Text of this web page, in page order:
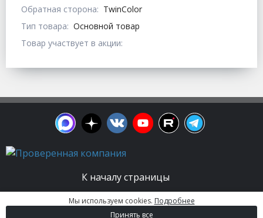
Обратная сторона: TwinColor
Тип товара: Основной товар
Товар участвует в акции:
К началу страницы
© 2003 - 2026. Апельсин group | Группа
строительных компаний Все права защищены.
Мы используем cookies. Подробнее
Принять все